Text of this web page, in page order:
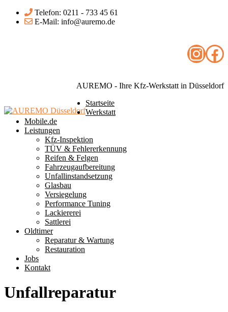
Telefon: 0211 - 733 45 61
E-Mail: info@auremo.de
AUREMO - Ihre Kfz-Werkstatt in Düsseldorf
Startseite
Werkstatt
Mobile.de
Leistungen
Kfz-Inspektion
TÜV & Fehlererkennung
Reifen & Felgen
Fahrzeugaufbereitung
Unfallinstandsetzung
Glasbau
Versiegelung
Performance Tuning
Lackiererei
Sattlerei
Oldtimer
Reparatur & Wartung
Restauration
Jobs
Kontakt
Unfallreparatur